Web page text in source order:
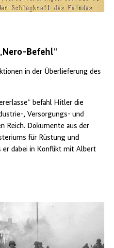
Befehl“
in der Überlieferung des
befahl Hitler die
, Versorgungs- und
Reich. Dokumente aus der
für Rüstung und
er dabei in Konflikt mit Albert